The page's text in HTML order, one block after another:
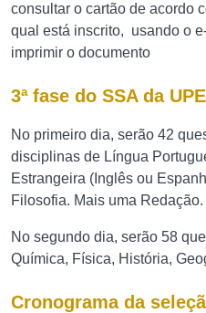
consultar o cartão de acordo
qual está inscrito, usando o
imprimir o documento
3ª fase do SSA da
No primeiro dia, serão 42
disciplinas de Língua
Estrangeira (Inglês ou
Filosofia. Mais uma Redação.
No segundo dia, serão 58
Química, Física, História,
Cronograma da